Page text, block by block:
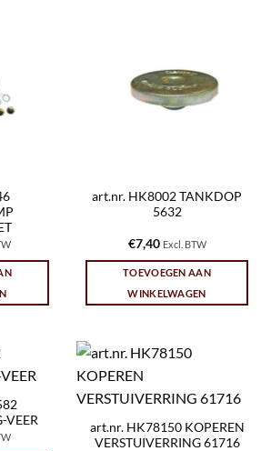
art.nr. HK8002 TANKDOP
5632
€7,40 Excl. BTW
TOEVOEGEN AAN
WINKELWAGEN
VEER
art.nr. HK78150 KOPEREN
VERSTUIVERRING 61716